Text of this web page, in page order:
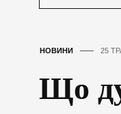
НОВИНИ 25
Що